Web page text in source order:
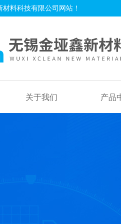
料科技有限公司网站！
关于我们 产品